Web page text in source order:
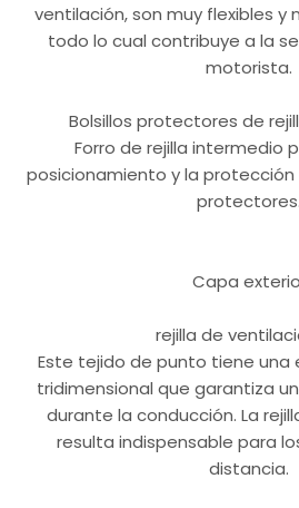
ventilación, son muy flexibles y
todo lo cual contribuye a la
motorista.
Bolsillos protectores de
Forro de rejilla intermedio
posicionamiento y la
protectores.
Capa
rejilla de
Este tejido de punto tiene
tridimensional que garantiza
durante la conducción. La
resulta indispensable para
distancia.